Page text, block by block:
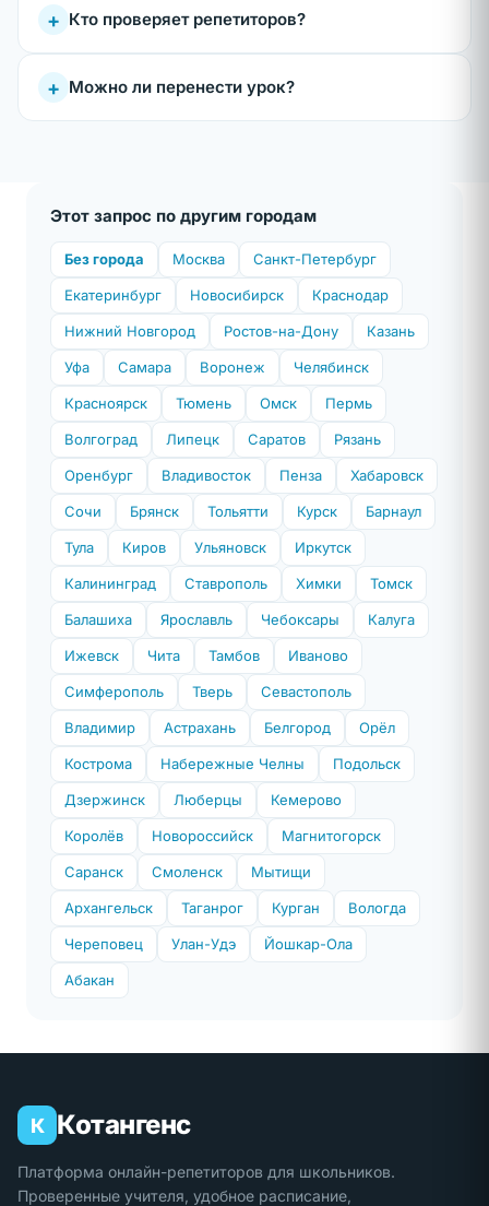
+ Кто проверяет репетиторов?
+ Можно ли перенести урок?
Этот запрос по другим городам
Без города Москва Санкт-Петербург
Екатеринбург Новосибирск Краснодар
Нижний Новгород Ростов-на-Дону Казань
Уфа Самара Воронеж Челябинск
Красноярск Тюмень Омск Пермь
Волгоград Липецк Саратов Рязань
Оренбург Владивосток Пенза Хабаровск
Сочи Брянск Тольятти Курск Барнаул
Тула Киров Ульяновск Иркутск
Калининград Ставрополь Химки Томск
Балашиха Ярославль Чебоксары Калуга
Ижевск Чита Тамбов Иваново
Симферополь Тверь Севастополь
Владимир Астрахань Белгород Орёл
Кострома Набережные Челны Подольск
Дзержинск Люберцы Кемерово
Королёв Новороссийск Магнитогорск
Саранск Смоленск Мытищи
Архангельск Таганрог Курган Вологда
Череповец Улан-Удэ Йошкар-Ола
Абакан
К Котангенс
Платформа онлайн-репетиторов для школьников.
Проверенные учителя, удобное расписание,